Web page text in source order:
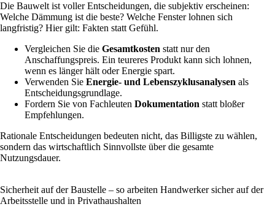
Die Bauwelt ist voller Entscheidungen, die subjektiv erscheinen:
Welche Dämmung ist die beste? Welche Fenster lohnen sich
langfristig? Hier gilt: Fakten statt Gefühl.
Vergleichen Sie die Gesamtkosten statt nur den
Anschaffungspreis. Ein teureres Produkt kann sich lohnen,
wenn es länger hält oder Energie spart.
Verwenden Sie Energie- und Lebenszyklusanalysen als
Entscheidungsgrundlage.
Fordern Sie von Fachleuten Dokumentation statt bloßer
Empfehlungen.
Rationale Entscheidungen bedeuten nicht, das Billigste zu wählen,
sondern das wirtschaftlich Sinnvollste über die gesamte
Nutzungsdauer.
Sicherheit auf der Baustelle – so arbeiten Handwerker sicher auf der
Arbeitsstelle und in Privathaushalten